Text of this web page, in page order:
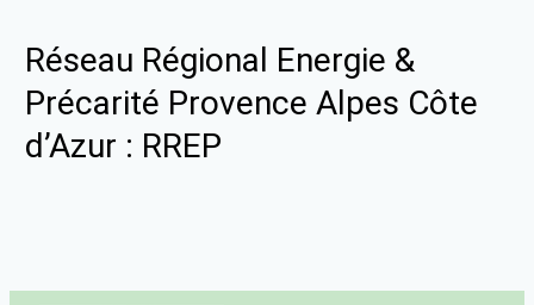
Réseau Régional Energie &
Précarité Provence Alpes Côte
d’Azur : RREP